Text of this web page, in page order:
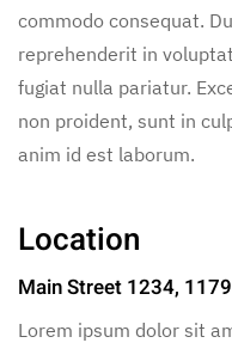
commodo consequat.
reprehenderit in
fugiat nulla pariatur.
non proident, sunt in
anim id est laborum.
Location
Main Street 1234,
Lorem ipsum dolor sit